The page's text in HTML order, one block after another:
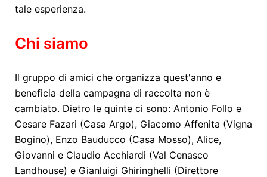
tale esperienza.
Chi siamo
Il gruppo di amici che organizza quest'anno e
beneficia della campagna di raccolta non è
cambiato. Dietro le quinte ci sono: Antonio Follo e
Cesare Fazari (Casa Argo), Giacomo Affenita (Vigna
Bogino), Enzo Bauducco (Casa Mosso), Alice,
Giovanni e Claudio Acchiardi (Val Cenasco
Landhouse) e Gianluigi Ghiringhelli (Direttore